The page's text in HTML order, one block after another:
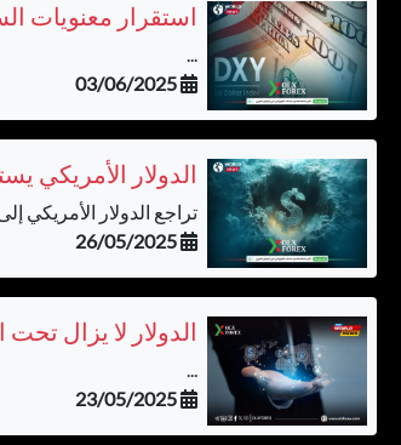
استقرار معنويات
...
03/06/2025
الدولار الأمريكي
تراجع الدولار الأمريكي
26/05/2025
الدولار لا يزال
...
23/05/2025